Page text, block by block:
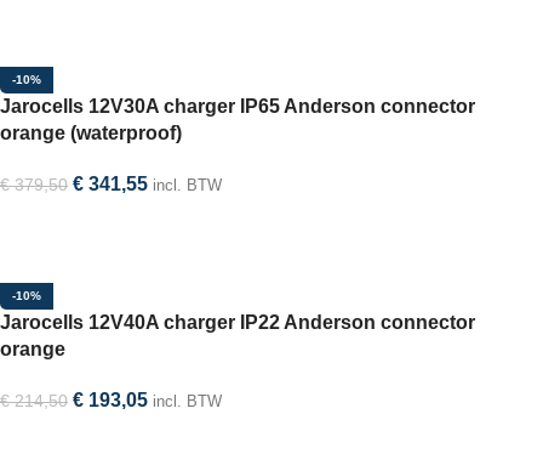
-10%
Jarocells 12V30A charger IP65 Anderson connector
orange (waterproof)
€379,50 € 341,55 incl. BTW
-10%
Jarocells 12V40A charger IP22 Anderson connector
orange
€214,50 € 193,05 incl. BTW